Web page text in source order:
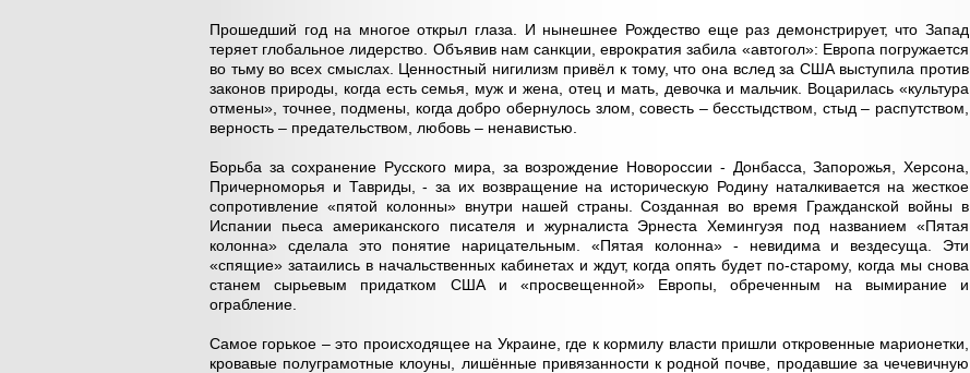
Прошедший год на многое открыл глаза. И нынешнее Рождество еще раз демонстрирует, что Запад
теряет глобальное лидерство. Объявив нам санкции, еврократия забила «автогол»: Европа погружается
во тьму во всех смыслах. Ценностный нигилизм привёл к тому, что она вслед за США выступила против
законов природы, когда есть семья, муж и жена, отец и мать, девочка и мальчик. Воцарилась «культура
отмены», точнее, подмены, когда добро обернулось злом, совесть – бесстыдством, стыд – распутством,
верность – предательством, любовь – ненавистью.
Борьба за сохранение Русского мира, за возрождение Новороссии - Донбасса, Запорожья, Херсона,
Причерноморья и Тавриды, - за их возвращение на историческую Родину наталкивается на жесткое
сопротивление «пятой колонны» внутри нашей страны. Созданная во время Гражданской войны в
Испании пьеса американского писателя и журналиста Эрнеста Хемингуэя под названием «Пятая
колонна» сделала это понятие нарицательным. «Пятая колонна» - невидима и вездесуща. Эти
«спящие» затаились в начальственных кабинетах и ждут, когда опять будет по-старому, когда мы снова
станем сырьевым придатком США и «просвещенной» Европы, обреченным на вымирание и
ограбление.
Самое горькое – это происходящее на Украине, где к кормилу власти пришли откровенные марионетки,
кровавые полуграмотные клоуны, лишённые привязанности к родной почве, продавшие за чечевичную